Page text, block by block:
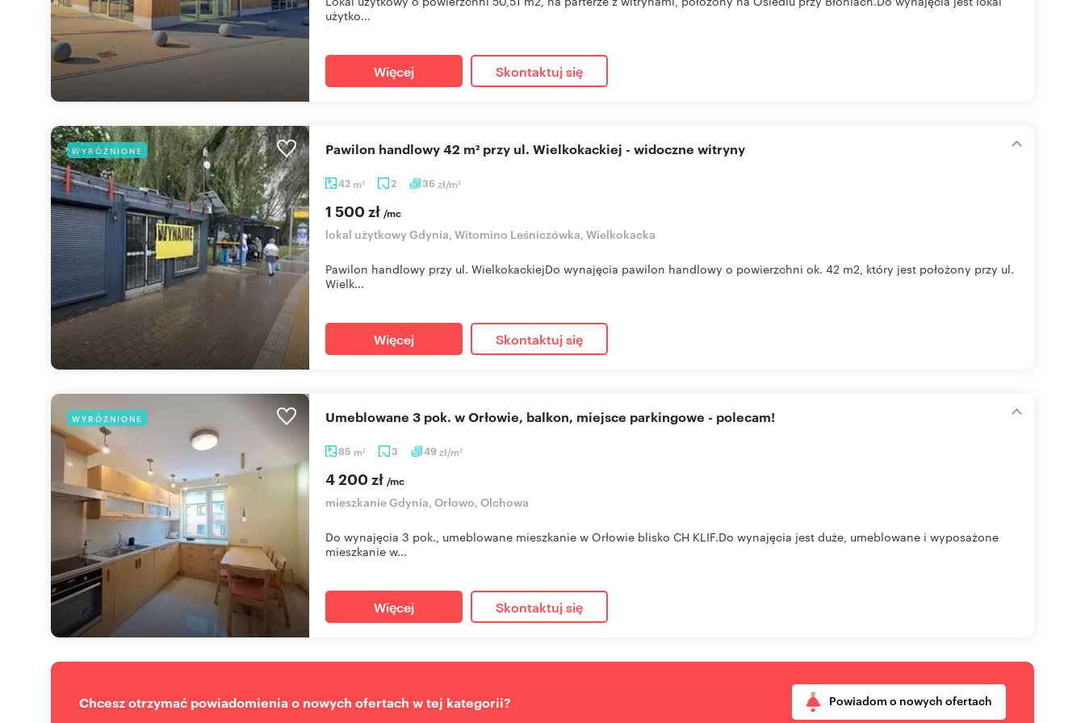
użytko...
Więcej Skontaktuj się
WYRÓŻNIONE
42 m2 2 36zł/m2
Pawilon handlowy 42 m² przy ul. Wielkokackiej - widoczne witryny
1 500 zł /mc
lokal użytkowy Gdynia, Witomino Leśniczówka, Wielkokacka
Pawilon handlowy przy ul. WielkokackiejDo wynajęcia pawilon handlowy o powierzchni ok. 42 m2, który jest położony przy ul.
Wielk...
Więcej Skontaktuj się
WYRÓŻNIONE
85 m2 3 49zł/m2
Umeblowane 3 pok. w Orłowie, balkon, miejsce parkingowe - polecam!
4 200 zł /mc
mieszkanie Gdynia, Orłowo, Olchowa
Do wynajęcia 3 pok., umeblowane mieszkanie w Orłowie blisko CH KLIF.Do wynajęcia jest duże, umeblowane i wyposażone
mieszkanie w...
Więcej Skontaktuj się
Chcesz otrzymać powiadomienia o nowych ofertach w tej kategorii? Powiadom o nowych ofertach